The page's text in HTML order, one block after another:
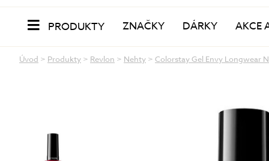
PRODUKTY
LÍČENÍ
ZNAČKY DÁRKY AKCE
Úvod > Produkty > Revlon > Nehty > Colorstay Gel Envy Longwear